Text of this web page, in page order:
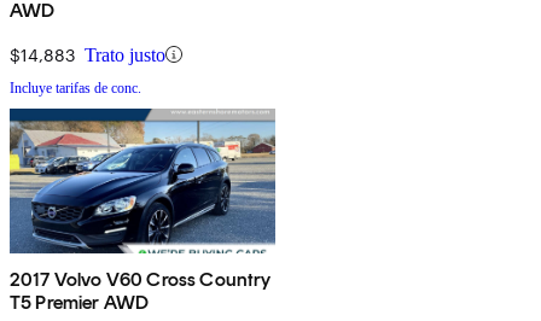
AWD
$14,883 Trato justo
Incluye tarifas de conc.
2017 Volvo V60 Cross Country
T5 Premier AWD